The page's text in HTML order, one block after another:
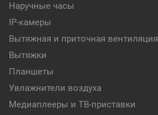
Наручные часы
IP-камеры
Вытяжная и приточная вентиляция
Вытяжки
Планшеты
Увлажнители воздуха
Медиаплееры и ТВ-приставки